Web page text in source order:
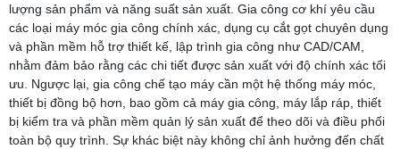
lượng sản phẩm và năng suất sản xuất. Gia công cơ khí yêu cầu
các loại máy móc gia công chính xác, dụng cụ cắt gọt chuyên dụng
và phần mềm hỗ trợ thiết kế, lập trình gia công như CAD/CAM,
nhằm đảm bảo rằng các chi tiết được sản xuất với độ chính xác tối
ưu. Ngược lại, gia công chế tạo máy cần một hệ thống máy móc,
thiết bị đồng bộ hơn, bao gồm cả máy gia công, máy lắp ráp, thiết
bị kiểm tra và phần mềm quản lý sản xuất để theo dõi và điều phối
toàn bộ quy trình. Sự khác biệt này không chỉ ảnh hưởng đến chất